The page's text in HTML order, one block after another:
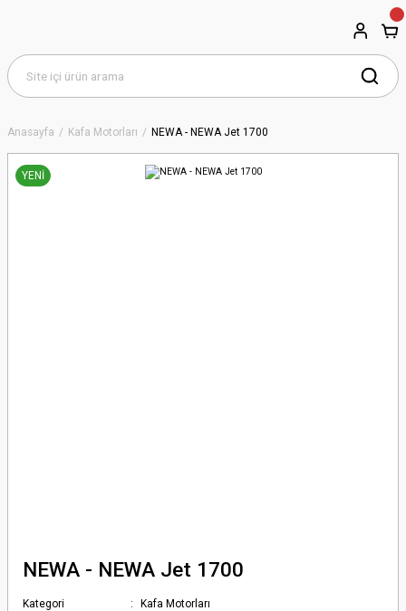
Anasayfa Kafa Motorları NEWA - NEWA Jet 1700
YENİ
NEWA - NEWA Jet 1700
Kategori
Kafa Motorları